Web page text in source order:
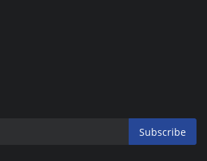
Subscribe